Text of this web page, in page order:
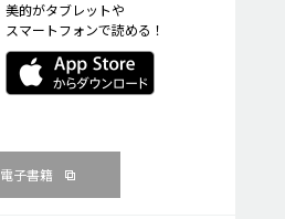
美的がタブレットや
スマートフォンで読める！
電子書籍